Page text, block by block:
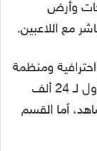
وأرض
مع اللاعبين.
ومنظمة
إلى عدد من الأقسام؛ حيث يتسع القسم الأول لـ 24 ألف
الثاني لـ 24 ألف مشاهد، أما القسم